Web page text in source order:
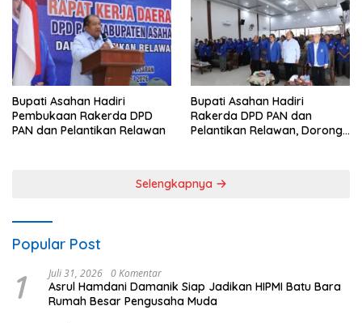
Bupati Asahan Hadiri
Pembukaan Rakerda DPD
PAN dan Pelantikan Relawan
Bupati Asahan Hadiri
Rakerda DPD PAN dan
Pelantikan Relawan, Dorong
Selengkapnya
Popular Post
1 Juli 31, 2026 0 Komentar
Asrul Hamdani Damanik Siap Jadikan HIPMI Batu Bara
Rumah Besar Pengusaha Muda